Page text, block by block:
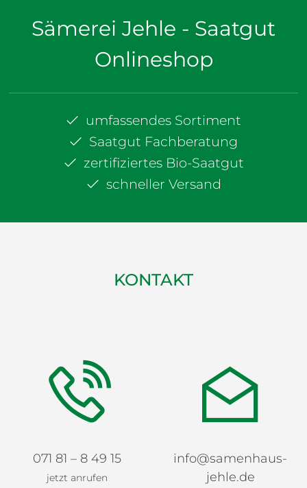
Sämerei Jehle - Saatgut
Onlineshop
umfassendes Sortiment
Saatgut Fachberatung
zertifiziertes Bio-Saatgut
schneller Versand
KONTAKT
071 81 – 8 49 15
jetzt anrufen
info@samenhaus-
jehle.de